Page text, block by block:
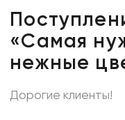
Товары для флористов
Пакеты для цветов и
Искусственные цветы и
«Самая
нежные
Дорогие клиенты!